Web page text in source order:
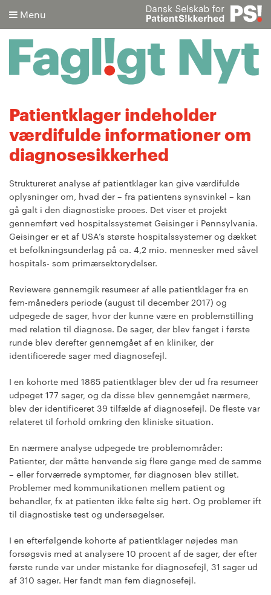
Menu
Søg
Avanceret søgning
Patientklager indeholder
værdifulde informationer om
diagnosesikkerhed
Struktureret analyse af patientklager kan give værdifulde
oplysninger om, hvad der – fra patientens synsvinkel – kan
gå galt i den diagnostiske proces. Det viser et projekt
gennemført ved hospitalssystemet Geisinger i Pennsylvania.
Geisinger er et af USA’s største hospitalssystemer og dækket
et befolkningsunderlag på ca. 4,2 mio. mennesker med såvel
hospitals- som primærsektorydelser.
Reviewere gennemgik resumeer af alle patientklager fra en
fem-måneders periode (august til december 2017) og
udpegede de sager, hvor der kunne være en problemstilling
med relation til diagnose. De sager, der blev fanget i første
runde blev derefter gennemgået af en kliniker, der
identificerede sager med diagnosefejl.
I en kohorte med 1865 patientklager blev der ud fra resumeer
udpeget 177 sager, og da disse blev gennemgået nærmere,
blev der identificeret 39 tilfælde af diagnosefejl. De fleste var
relateret til forhold omkring den kliniske situation.
En nærmere analyse udpegede tre problemområder:
Patienter, der måtte henvende sig flere gange med de samme
– eller forværrede symptomer, før diagnosen blev stillet.
Problemer med kommunikationen mellem patient og
behandler, fx at patienten ikke følte sig hørt. Og problemer ift
til diagnostiske test og undersøgelser.
I en efterfølgende kohorte af patientklager nøjedes man
forsøgsvis med at analysere 10 procent af de sager, der efter
første runde var under mistanke for diagnosefejl, 31 sager ud
af 310 sager. Her fandt man fem diagnosefejl.